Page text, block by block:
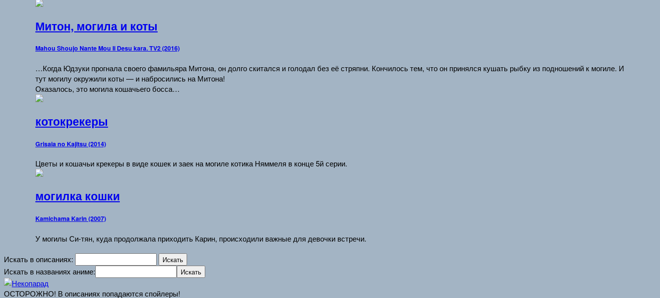
Митон, могила и коты
Mahou Shoujo Nante Mou Ii Desu kara. TV2 (2016)
…Когда Юдзуки прогнала своего фамильяра Митона, он долго скитался и голодал без её стряпни. Кончилось тем, что он принялся кушать рыбку из подношений к могиле. И
тут могилу окружили коты — и набросились на Митона!
Оказалось, это могила кошачьего босса…
котокрекеры
Grisaia no Kajitsu (2014)
Цветы и кошачьи крекеры в виде кошек и заек на могиле котика Няммеля в конце 5й серии.
могилка кошки
Kamichama Karin (2007)
У могилы Си-тян, куда продолжала приходить Карин, происходили важные для девочки встречи.
Искать в описаниях:
Искать в названиях аниме:
ОСТОРОЖНО! В описаниях попадаются спойлеры!